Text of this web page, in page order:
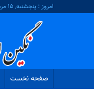
امروز : پنجشنبه, ۱۵ مرداد , ۱۴۰۵
صفحه نخست